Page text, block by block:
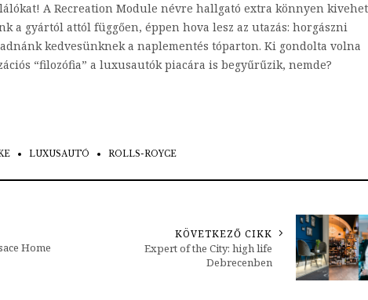
A Recreation Module névre hallgató extra könnyen
a gyártól attól függően, éppen hova lesz az utazás: horgászni
kedvesünknek a naplementés tóparton. Ki gondolta volna
“filozófia” a luxusautók piacára is begyűrűzik, nemde?
LUXUSAUTÓ ROLLS-ROYCE
Home
KÖVETKEZŐ CIKK
Expert of the City: high life
Debrecenben